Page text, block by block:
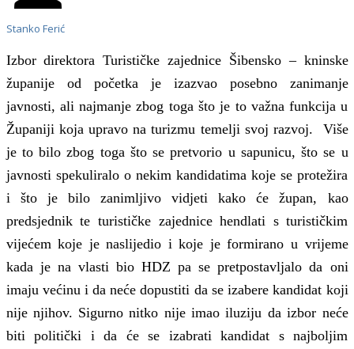
Stanko Ferić
Izbor direktora Turističke zajednice Šibensko – kninske
županije od početka je izazvao posebno zanimanje
javnosti, ali najmanje zbog toga što je to važna funkcija u
Županiji koja upravo na turizmu temelji svoj razvoj. Više
je to bilo zbog toga što se pretvorio u sapunicu, što se u
javnosti spekuliralo o nekim kandidatima koje se protežira
i što je bilo zanimljivo vidjeti kako će župan, kao
predsjednik te turističke zajednice hendlati s turističkim
vijećem koje je naslijedio i koje je formirano u vrijeme
kada je na vlasti bio HDZ pa se pretpostavljalo da oni
imaju većinu i da neće dopustiti da se izabere kandidat koji
nije njihov. Sigurno nitko nije imao iluziju da izbor neće
biti politički i da će se izabrati kandidat s najboljim